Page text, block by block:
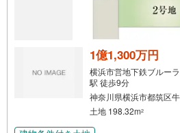
1億1,300万円
横浜市営地下鉄ブルー
駅 徒歩9分
神奈川県横浜市都筑区
土地 198.32m2